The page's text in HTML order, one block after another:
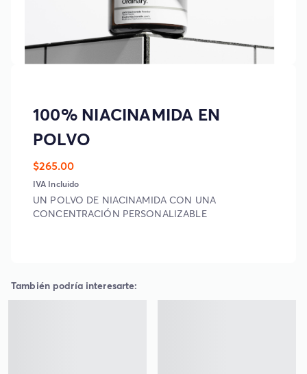
100% NIACINAMIDA EN
POLVO
$265.00
IVA Incluido
UN POLVO DE NIACINAMIDA CON UNA
CONCENTRACIÓN PERSONALIZABLE
También podría interesarte: